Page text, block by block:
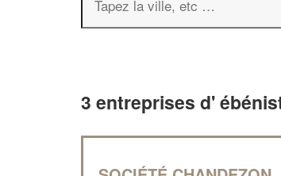
3 entreprises d'